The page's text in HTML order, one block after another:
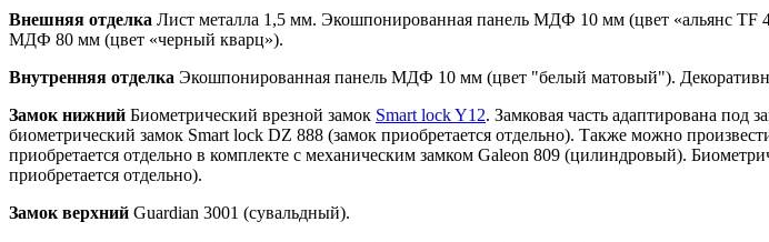
Внешняя отделка Лист металла 1,5 мм. Экошпонированная панель МДФ 10 мм (цвет «альянс
МДФ 80 мм (цвет «черный кварц»).
Внутренняя отделка Экошпонированная панель МДФ 10 мм (цвет "белый матовый").
Замок нижний Биометрический врезной замок Smart lock Y12. Замковая часть адаптирована под
биометрический замок Smart lock DZ 888 (замок приобретается отдельно). Также можно
приобретается отдельно в комплекте с механическим замком Galeon 809 (цилиндровый).
приобретается отдельно).
Замок верхний Guardian 3001 (сувальдный).